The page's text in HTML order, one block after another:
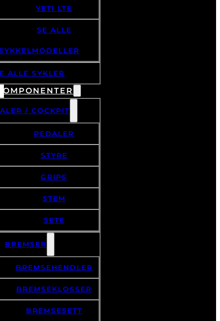
YETI LTE
SE ALLE
ALLE SYKLER
/ COCKPIT
PEDALER
STYRE
GRIPS
STEM
SETE
BREMSER
BREMSEHENDLER
BREMSEKLOSSER
BREMSESETT